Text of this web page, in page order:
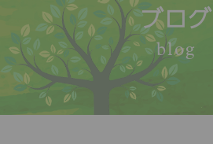
ブログ
blog